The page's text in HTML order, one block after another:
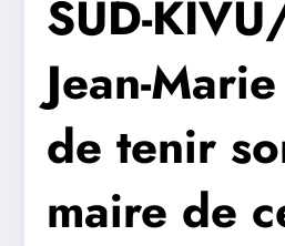
SUD-
Jean-
de tenir
maire de